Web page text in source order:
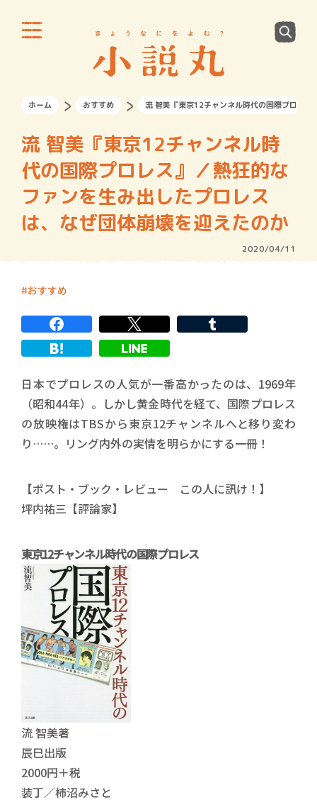
ホーム おすすめ 流 智美『東京12チャンネル時代の国際プロレ
流 智美『東京12チャンネル時
代の国際プロレス』／熱狂的な
ファンを生み出したプロレス
は、なぜ団体崩壊を迎えたのか
2020/04/11
おすすめ
日本でプロレスの人気が一番高かったのは、1969年
（昭和44年）。しかし黄金時代を経て、国際プロレス
の放映権はTBSから東京12チャンネルへと移り変わ
り……。リング内外の実情を明らかにする一冊！
【ポスト・ブック・レビュー この人に訊け！】
坪内祐三【評論家】
東京12チャンネル時代の国際プロレス
流 智美著
辰巳出版
2000円＋税
装丁／柿沼みさと